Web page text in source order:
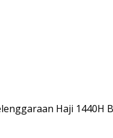
Haji 1440H